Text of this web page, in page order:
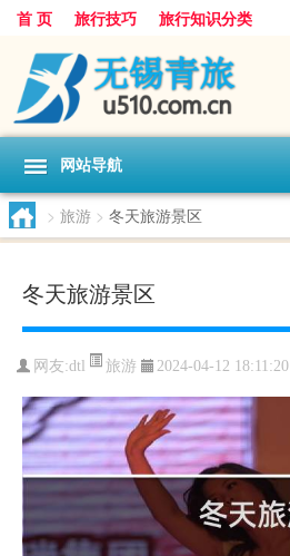
首 页 旅行技巧 旅行知识分类
网站导航
> 旅游 > 冬天旅游景区
冬天旅游景区
网友:dtl 旅游 2024-04-12 18:11:20